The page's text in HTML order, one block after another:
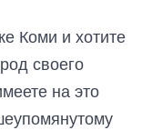
Коми и хотите
своего
на это